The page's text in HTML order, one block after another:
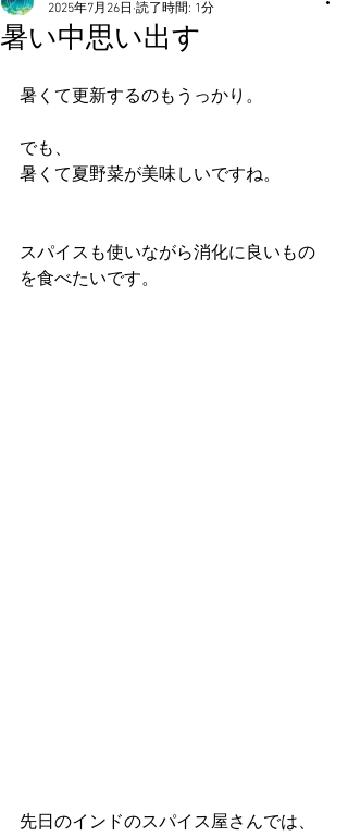
暑い中思い出す
2025年7月26日 読了時間: 1分
暑くて更新するのもうっかり。
でも、
暑くて夏野菜が美味しいですね。
スパイスも使いながら消化に良いもの
を食べたいです。
先日のインドのスパイス屋さんでは、